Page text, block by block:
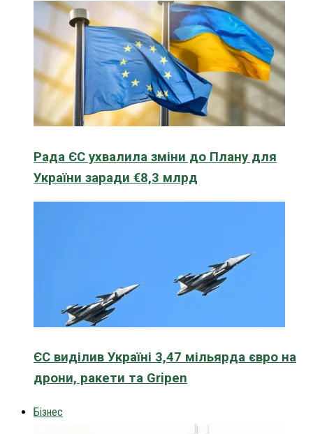
Рада ЄС ухвалила зміни до Плану для
України заради €8,3 млрд
ЄС виділив Україні 3,47 мільярда євро на
дрони, ракети та Gripen
Бізнес